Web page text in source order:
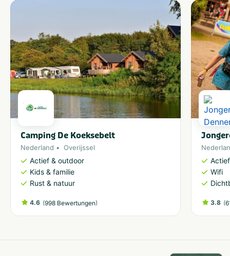
Camping De Koeksebelt
Nederland Overijssel
Actief & outdoor
Kids & familie
Rust & natuur
4.6 (998 Bewertungen)
Wifi
3.8 (